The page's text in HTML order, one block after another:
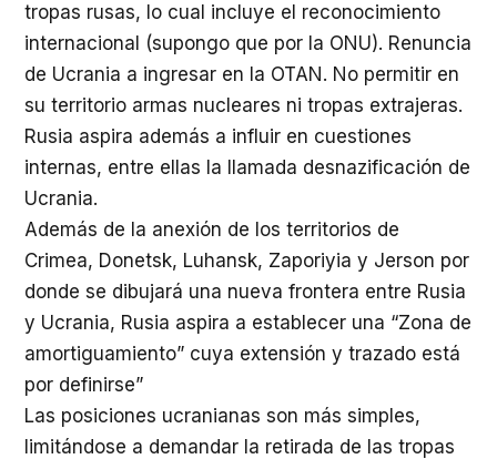
tropas rusas, lo cual incluye el reconocimiento
internacional (supongo que por la ONU). Renuncia
de Ucrania a ingresar en la OTAN. No permitir en
su territorio armas nucleares ni tropas extrajeras.
Rusia aspira además a influir en cuestiones
internas, entre ellas la llamada desnazificación de
Ucrania.
Además de la anexión de los territorios de
Crimea, Donetsk, Luhansk, Zaporiyia y Jerson por
donde se dibujará una nueva frontera entre Rusia
y Ucrania, Rusia aspira a establecer una “Zona de
amortiguamiento” cuya extensión y trazado está
por definirse”
Las posiciones ucranianas son más simples,
limitándose a demandar la retirada de las tropas